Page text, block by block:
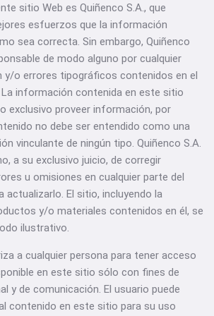
sitio Web es Quiñenco S.A., que
esfuerzos que la información
sea correcta. Sin embargo, Quiñenco
de modo alguno por cualquier
y/o errores tipográficos contenidos en el
información contenida en este sitio
exclusivo proveer información, por
no debe ser entendido como una
vinculante de ningún tipo. Quiñenco S.A.
a su exclusivo juicio, de corregir
u omisiones en cualquier parte del
actualizarlo. El sitio, incluyendo la
y/o materiales contenidos en él, se
ilustrativo.
a cualquier persona para tener acceso
en este sitio sólo con fines de
y de comunicación. El usuario puede
contenido en este sitio para su uso